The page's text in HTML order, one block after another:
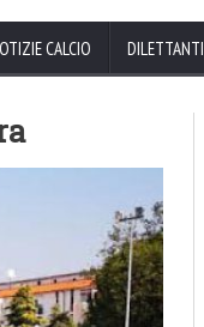
CALCIO DILETTANTI